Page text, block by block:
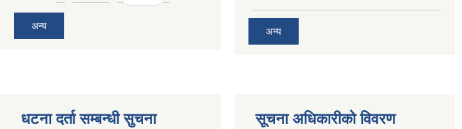
अन्य अन्य
धटना दर्ता सम्बन्धी सुचना सूचना अधिकारीको विवरण